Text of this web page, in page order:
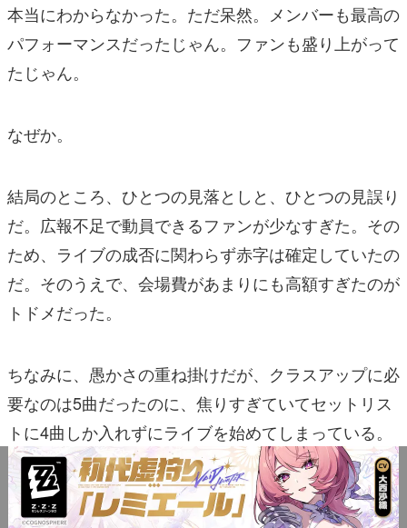
本当にわからなかった。ただ呆然。メンバーも最高の
パフォーマンスだったじゃん。ファンも盛り上がって
たじゃん。
なぜか。
結局のところ、ひとつの見落としと、ひとつの見誤り
だ。広報不足で動員できるファンが少なすぎた。その
ため、ライブの成否に関わらず赤字は確定していたの
だ。そのうえで、会場費があまりにも高額すぎたのが
トドメだった。
ちなみに、愚かさの重ね掛けだが、クラスアップに必
要なのは5曲だったのに、焦りすぎていてセットリス
トに4曲しか入れずにライブを始めてしまっている。
曲数が増えれば収益が上がるので、もしかしたら……
ということもあったかもしれない。